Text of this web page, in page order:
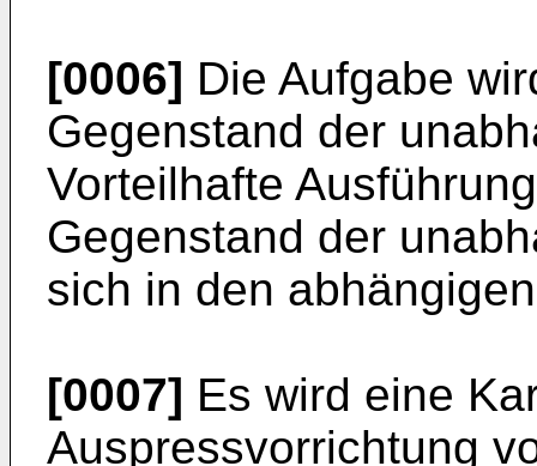
[0006] Die Aufgabe
Gegenstand der
Vorteilhafte
Gegenstand der
sich in den
[0007] Es wird eine
Auspressvorrichtung